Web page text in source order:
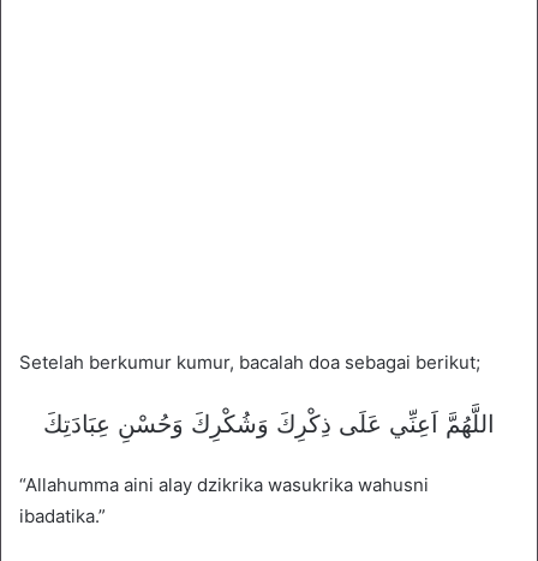
Setelah berkumur kumur, bacalah doa sebagai berikut;
اللَّهُمَّ اَعِنِّي عَلَى ذِكْرِكَ وَشُكْرِكَ وَحُسْنِ عِبَادَتِكَ
“Allahumma aini alay dzikrika wasukrika wahusni
ibadatika.”